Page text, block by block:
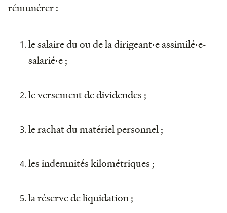
rémunérer :
le salaire du ou de la dirigeant·e assimilé·e-
salarié·e ;
le versement de dividendes ;
le rachat du matériel personnel ;
les indemnités kilométriques ;
la réserve de liquidation ;